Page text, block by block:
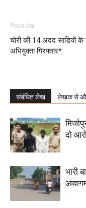
पिछला लेख
चोरी की 14 अदद साडियों
अभियुक्ता गिरफ्तार*
संबंधित लेख लेखक से
दो
भारी